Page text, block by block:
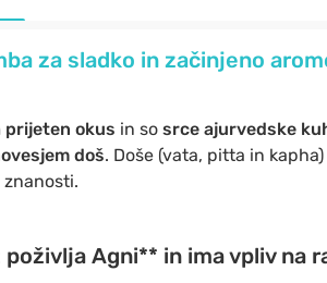
za sladko in začinjeno
prijeten okus in so srce ajurvedske
doš. Doše (vata, pitta in
Agni** in ima vpliv na